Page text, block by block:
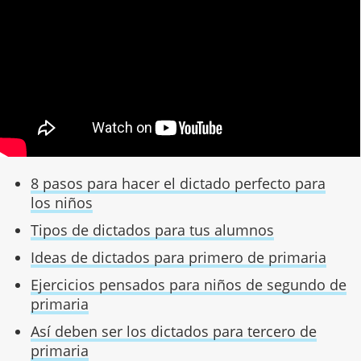
8 pasos para hacer el dictado perfecto para
los niños
Tipos de dictados para tus alumnos
Ideas de dictados para primero de primaria
Ejercicios pensados para niños de segundo de
primaria
Así deben ser los dictados para tercero de
primaria